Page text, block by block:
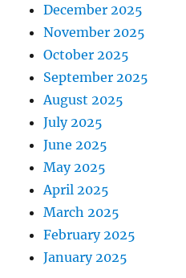
December 2025
November 2025
October 2025
September 2025
August 2025
July 2025
June 2025
May 2025
April 2025
March 2025
February 2025
January 2025